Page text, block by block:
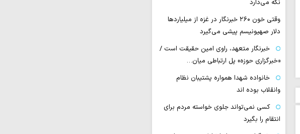
نگه می‌دارد
وقتی خون ۲۶۰ خبرنگار در غزه از میلیاردها
دلار صهیونیسم پیشی می‌گیرد
خبرنگار متعهد، راوی امین حقیقت است /
«خبرگزاری حوزه» پل ارتباطی میان…
خانواده شهدا همواره پشتیبان نظام
وانقلاب بوده اند
کسی نمی‌تواند جلوی خواسته مردم برای
انتقام را بگیرد